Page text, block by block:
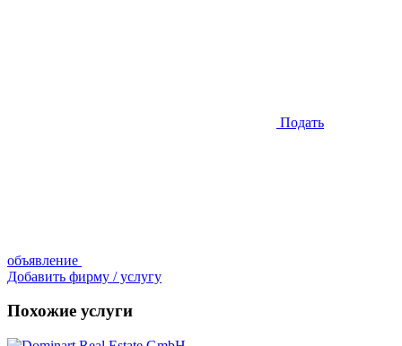
Подать
объявление
Добавить фирму / услугу
Похожие услуги